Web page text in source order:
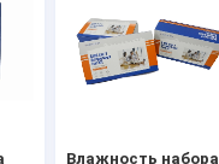
Влажность набора